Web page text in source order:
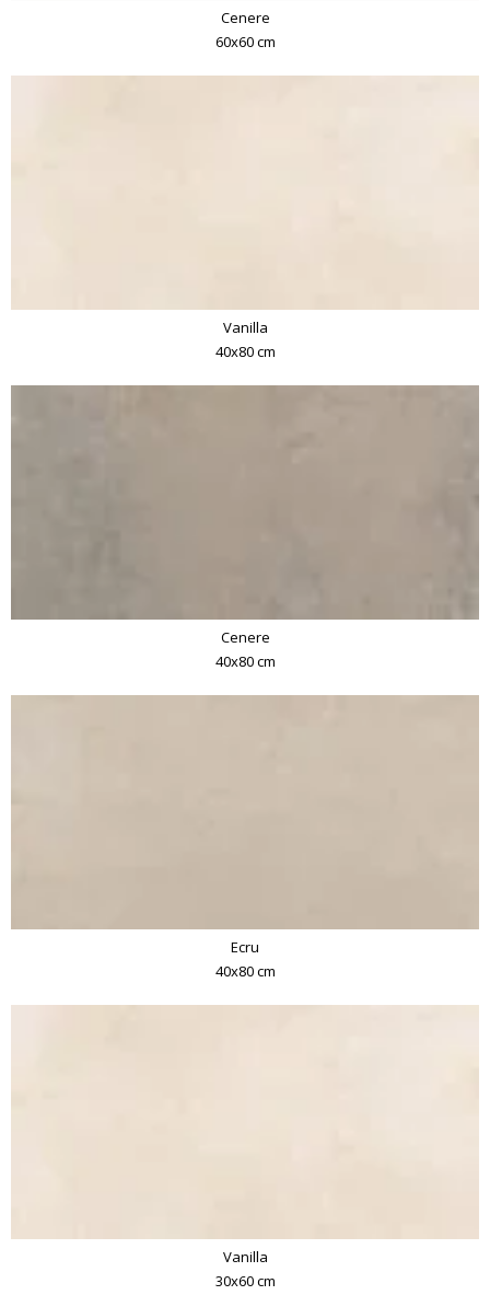
Cenere
60x60 cm
Vanilla
40x80 cm
Cenere
40x80 cm
Ecru
40x80 cm
Vanilla
30x60 cm